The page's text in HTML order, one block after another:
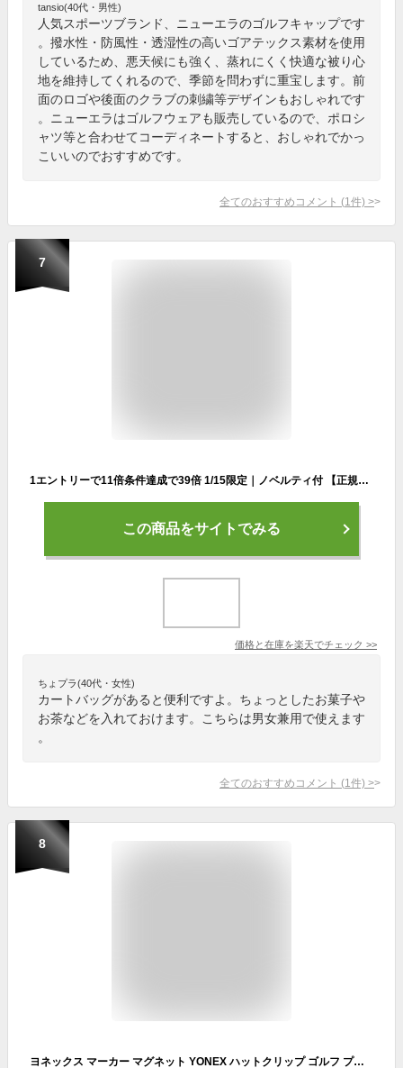
tansio(40代・男性)
人気スポーツブランド、ニューエラのゴルフキャップです
。撥水性・防風性・透湿性の高いゴアテックス素材を使用
しているため、悪天候にも強く、蒸れにくく快適な被り心
地を維持してくれるので、季節を問わずに重宝します。前
面のロゴや後面のクラブの刺繍等デザインもおしゃれです
。ニューエラはゴルフウェアも販売しているので、ポロシ
ャツ等と合わせてコーディネートすると、おしゃれでかっ
こいいのでおすすめです。
全てのおすすめコメント (1 件) >
7
1エントリーで11倍条件達成で39倍 1/15限定｜ノベルティ付 【正規品1年保証】 アッソブ トートバッグ AS2OV GOLF EXCLUSIVE BALLISTIC NYLON MAGNET TOTE GOLF SERIES カートバッグ ラウンド バッグ ゴルフ A5 ラウンドバッグ ゴルフ用品 メンズ レディース 152207
この商品をサイトでみる
価格と在庫を楽天でチェック >>
ちょプラ(40代・女性)
カートバッグがあると便利ですよ。ちょっとしたお菓子や
お茶などを入れておけます。こちらは男女兼用で使えます
。
全てのおすすめコメント (1 件) >
8
ヨネックス マーカー マグネット YONEX ハットクリップ ゴルフ プレゼント コンペ 送料無料